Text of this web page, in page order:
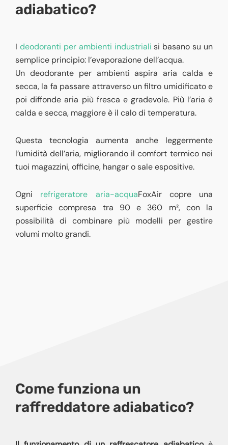
adiabatico?
I deodoranti per ambienti industriali si basano su un
semplice principio: l’evaporazione dell’acqua.
Un deodorante per ambienti aspira aria calda e
secca, la fa passare attraverso un filtro umidificato e
poi diffonde aria più fresca e gradevole. Più l’aria è
calda e secca, maggiore è il calo di temperatura.
Questa tecnologia aumenta anche leggermente
l’umidità dell’aria, migliorando il comfort termico nei
tuoi magazzini, officine, hangar o sale espositive.
Ogni refrigeratore aria-acquaFoxAir
copre una
superficie compresa tra 90 e 360 m², con la
possibilità di combinare più modelli per gestire
volumi molto grandi.
Come funziona un
raffreddatore adiabatico?